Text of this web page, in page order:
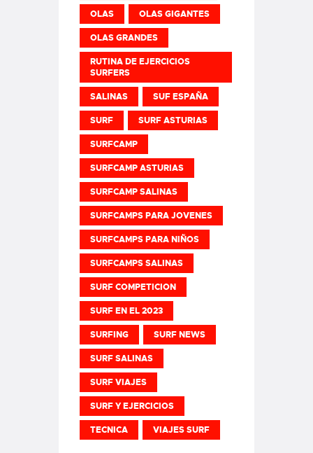
OLAS OLAS GIGANTES
OLAS GRANDES
RUTINA DE EJERCICIOS
SURFERS
SALINAS SUF ESPAÑA
SURF SURF ASTURIAS
SURFCAMP
SURFCAMP ASTURIAS
SURFCAMP SALINAS
SURFCAMPS PARA JOVENES
SURFCAMPS PARA NIÑOS
SURFCAMPS SALINAS
SURF COMPETICION
SURF EN EL 2023
SURFING SURF NEWS
SURF SALINAS
SURF VIAJES
SURF Y EJERCICIOS
TECNICA VIAJES SURF